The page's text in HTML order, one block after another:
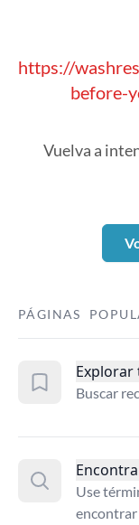
https://
before-
Vuelva a
PÁGINAS
Explorar
Buscar
Use
encontrar